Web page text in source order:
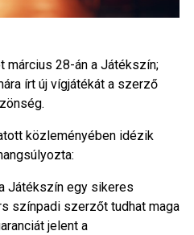
március 28-án a Játékszín;
írt új vígjátékát a szerző
közleményében idézik
Játékszín egy sikeres
színpadi szerzőt tudhat maga
jelent a